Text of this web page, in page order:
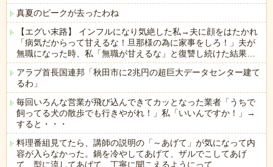
真夏のピークが去ったわね
【エグい末路】 インフルになり気絶した私→夫に顔をはたかれ
「病気だからって甘えるな！旦那様の為に家事をしろ！」夫が
無職になった時、私「無職が甘えるな」と復讐し続けた結果…
アラブ首長国連邦「秋田市に2兆円の超巨大データセンター建て
るわ」
毎回いろんな営業が飛び込んできてカッとなった業者「うちで
飼ってる犬の散歩でも行きやがれ！」私「いいんですか！」→
すると・・・
料理番組見てたら、講師の説明の「～あげて」が気になって内
容が入らなかった。鍋を冷やしてあげて、ザルでこしてあげ
て、型に流してあげて…丁寧に聞こえるようにって